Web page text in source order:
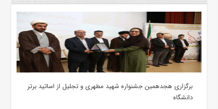
برگزاری هجدهمین جشنواره شهید مطهری و تجلیل از اساتید برتر
دانشگاه